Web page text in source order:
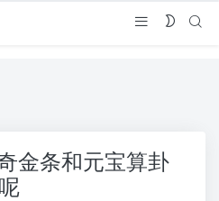
金条和元宝算卦